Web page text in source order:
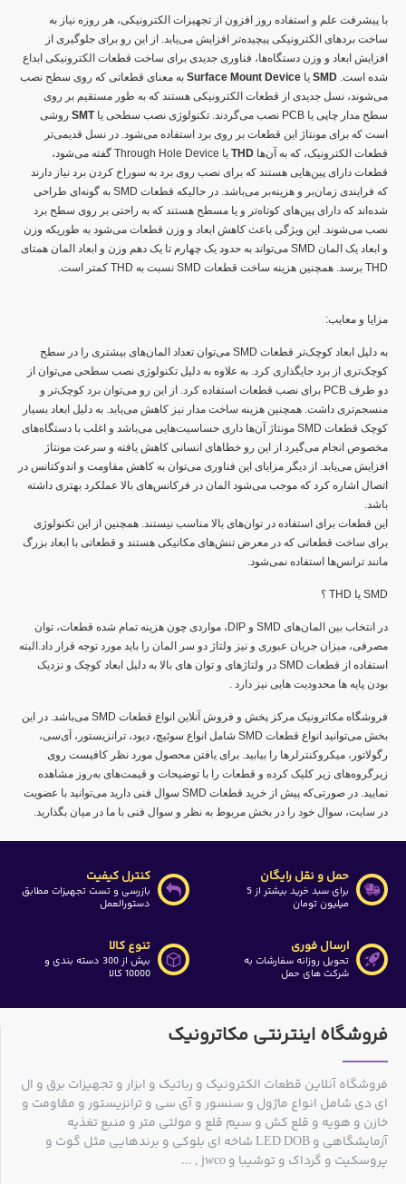
با پیشرفت علم و استفاده روز افزون از تجهیزات الکترونیکی، هر روزه نیاز به
ساخت بردهای الکترونیکی پیچیده‌تر افزایش می‌یابد. از این رو برای جلوگیری از
افزایش ابعاد و وزن دستگاه‌ها، فناوری جدیدی برای ساخت قطعات الکترونیکی ابداع
شده است. SMD یا Surface Mount Device به معنای قطعاتی که روی سطح نصب
می‌شوند، نسل جدیدی از قطعات الکترونیکی هستند که به طور مستقیم بر روی
سطح مدار چاپی یا PCB نصب می‌گردند. تکنولوژی نصب سطحی یا
SMT روشی‌
است که برای مونتاژ این قطعات بر روی برد استفاده می‌شود. در نسل قدیمی‌‌تر
قطعات الکترونیک، که به آن‌ها THD
یا Through Hole Device گفته می‌شود،
قطعات دارای پین‌هایی هستند که برای نصب روی برد به سوراخ کردن برد نیاز دارند
که فرایندی زمان‌بر و هزینه‌بر می‌باشد. در حالیکه قطعات SMD به گونه‌ای طراحی
شده‌اند که دارای پین‌های کوتاه‌تر و یا مسطح هستند که به راحتی بر روی سطح برد
نصب می‌شوند. این ویژگی باعث کاهش ابعاد و وزن قطعات می‌شود به طوریکه وزن
و ابعاد یک المان SMD می‌تواند به حدود یک چهارم تا یک دهم وزن و ابعاد المان همتای
THD برسد. همچنین هزینه ساخت قطعات SMD نسبت به THD کمتر است.
مزایا و معایب:
به دلیل ابعاد کوچک‌تر قطعات SMD می‌توان تعداد المان‌های بیشتری را در سطح
کوچک‌تری از برد جایگذاری کرد. به علاوه به دلیل تکنولوژی نصب سطحی می‌توان از
دو طرف PCB برای نصب قطعات استفاده کرد. از این رو می‌توان برد کوچک‌تر و
منسجم‌تری داشت. همچنین هزینه ساخت مدار نیز کاهش می‌یابد. به دلیل ابعاد بسیار
کوچک قطعات SMD مونتاژ آن‌ها داری حساسیت‌هایی می‌باشد و اغلب با دستگاه‌های
مخصوص انجام می‌گیرد از این رو خطاهای انسانی کاهش یافته و سرعت مونتاژ
افزایش می‌یابد. از دیگر مزایای این فناوری می‌توان به کاهش مقاومت و اندوکتانس در
اتصال اشاره کرد که موجب می‌شود المان در فرکانس‌های بالا عملکرد بهتری داشته
باشد.
این قطعات برای استفاده در توان‌های بالا مناسب نیستند. همچنین از این تکنولوژی
برای ساخت قطعاتی که در معرض تنش‌های مکانیکی هستند و قطعاتی با ابعاد بزرگ
مانند ترانس‌ها استفاده نمی‌شود.
SMD یا THD ؟
در انتخاب بین المان‌های SMD و DIP، مواردی چون هزینه تمام‌ شده قطعات، توان
مصرفی، میزان جریان عبوری و نیز ولتاژ دو سر المان را باید مورد توجه قرار داد.البته
استفاده از قطعات SMD در ولتاژهای و توان های بالا به دلیل ابعاد کوچک و نزدیک
بودن پایه ها محدودیت هایی نیز دارد .
فروشگاه مکاترونیک مرکز پخش و فروش آنلاین انواع قطعات SMD می‌باشد. در این
بخش می‌توانید انواع قطعات SMD شامل انواع سوئیچ‌، دیود، ترانزیستور، آی‌سی،
رگولاتور، میکروکنترلرها را بیابید. برای یافتن محصول مورد نظر کافیست روی
زیرگروه‌های زیر کلیک کرده و قطعات را با توضیحات و قیمت‌های به‌روز مشاهده
نمایید. در صورتی‌که پیش از خرید قطعات SMD سوال فنی دارید می‌توانید با عضویت
در سایت، سوال خود را در بخش مربوط به نظر و سوال فنی با ما در میان بگذارید.
حمل و نقل رایگان
برای سبد خرید بیشتر از 5
میلیون تومان
کنترل کیفیت
بازرسی و تست تجهیزات مطابق
دستورالعمل
ارسال فوری
تحویل روزانه سفارشات به
شرکت های حمل
تنوع کالا
بیش از 300 دسته بندی و
10000 کالا
فروشگاه اینترنتی مکاترونیک
فروشگاه آنلاین قطعات الکترونیک و رباتیک و ابزار و تجهیزات برق و ال
ای دی شامل انواع ماژول و سنسور و آی سی و ترانزیستور و مقاومت و
خازن و هویه و قلع کش و سیم قلع و مولتی متر و منبع تغذیه
آزمایشگاهی و LED DOB شاخه ای بلوکی و برندهایی مثل گوت و
پروسکیت و گرداک و توشیبا و jwco , ...